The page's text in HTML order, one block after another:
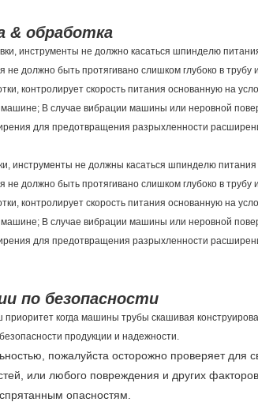
& обработка
инструменты не должно касаться шпинделю
не должно быть протягивано слишком глубоко в
контролирует скорость питания основанную на
машине; В случае вибрации машины или неровной
для предотвращения разрыхленности
инструменты не должны касаться шпинделю
не должно быть протягивано слишком глубоко в
контролирует скорость питания основанную на
машине; В случае вибрации машины или неровной
для предотвращения разрыхленности
по безопасности
приоритет когда машины трубы скашивая
продукции и надежности.
пожалуйста осторожно проверяет для
или любого повреждения и других факторов
опасностям.